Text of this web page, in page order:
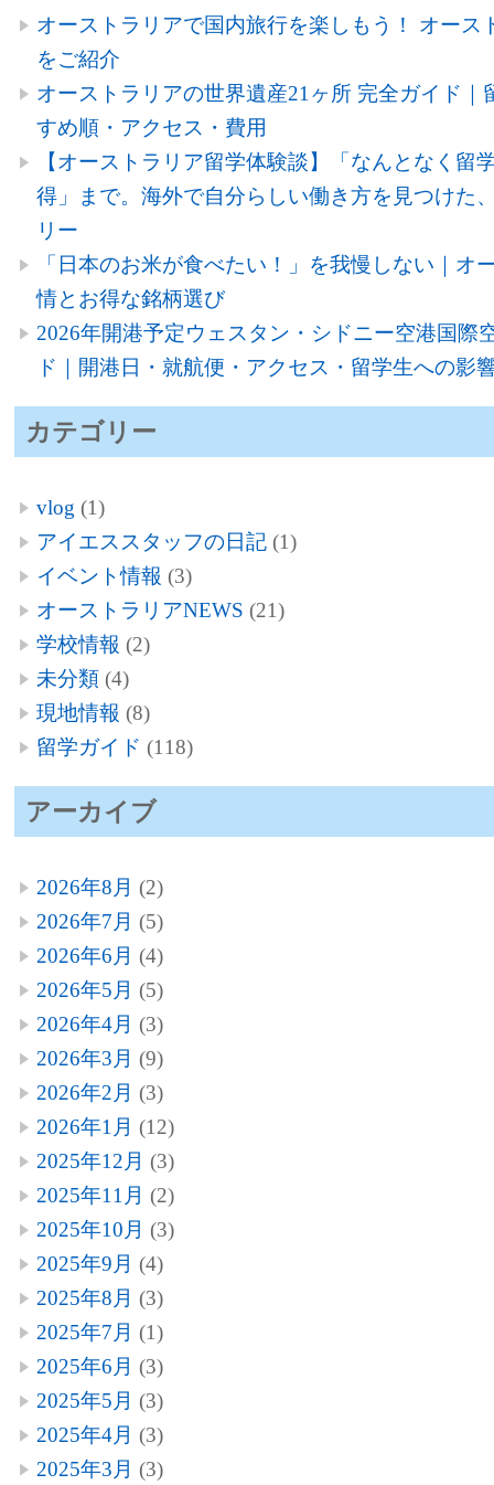
オーストラリアで国内旅行を楽しもう！ オース
をご紹介
オーストラリアの世界遺産21ヶ所 完全ガイド｜
すめ順・アクセス・費用
【オーストラリア留学体験談】「なんとなく留
得」まで。海外で自分らしい働き方を見つけた
リー
「日本のお米が食べたい！」を我慢しない｜オ
情とお得な銘柄選び
2026年開港予定ウェスタン・シドニー空港国際
ド｜開港日・就航便・アクセス・留学生への影
カテゴリー
vlog (1)
アイエススタッフの日記(1)
イベント情報 (3)
オーストラリアNEWS (21)
学校情報 (2)
未分類(4)
現地情報 (8)
留学ガイド (118)
アーカイブ
2026年8月 (2)
2026年7月 (5)
2026年6月 (4)
2026年5月 (5)
2026年4月 (3)
2026年3月 (9)
2026年2月 (3)
2026年1月 (12)
2025年12月 (3)
2025年11月 (2)
2025年10月 (3)
2025年9月 (4)
2025年8月 (3)
2025年7月 (1)
2025年6月 (3)
2025年5月 (3)
2025年4月 (3)
2025年3月 (3)